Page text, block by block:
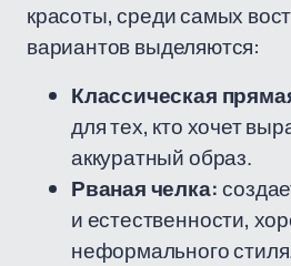
красоты, среди самых
вариантов выделяются:
Классическая
для тех, кто хочет
аккуратный образ.
Рваная челка:
и естественности,
неформального